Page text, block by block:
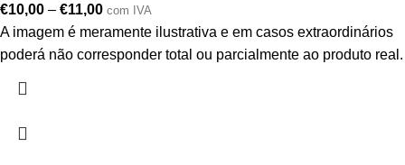
€10,00 – €11,00 com IVA
A imagem é meramente ilustrativa e em casos extraordinários
poderá não corresponder total ou parcialmente ao produto real.